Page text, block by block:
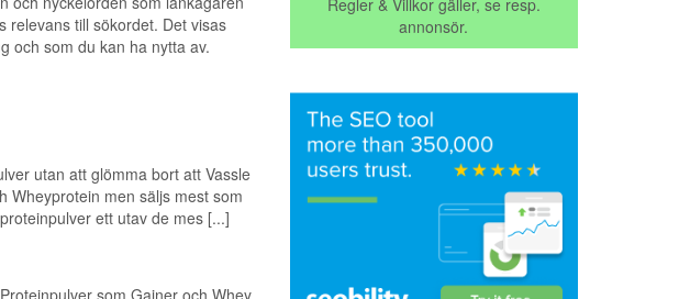
relevans till sökordet. Det visas
och som du kan ha nytta av.
utan att glömma bort att Vassle
Wheyprotein men säljs mest som
ett utav de mes [...]
som Gainer och Whey
Regler & Villkor gäller, se resp.
annonsör.